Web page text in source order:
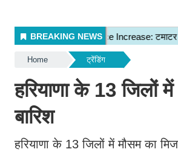
Home ट्रेंडिंग
हरियाणा के 13 जिलों
बारिश
हरियाणा के 13 जिलों में मौसम का